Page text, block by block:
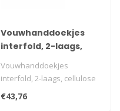
Vouwhanddoekjes
interfold, 2-laags,
stuks
Vouwhanddoekjes
interfold, 2-laags, cellulose
wit, 2400 stuks
i.v.m. transportk..
€43,76